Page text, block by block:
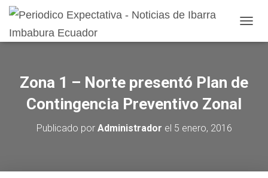
Zona 1 – Norte presentó Plan de
Contingencia Preventivo Zonal
Publicado por Administrador el 5 enero, 2016